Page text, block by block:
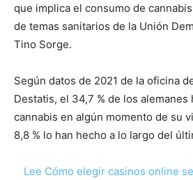
que implica el consumo de
de temas sanitarios de la Unión
Tino Sorge.
Según datos de 2021 de la oficina
Destatis, el 34,7 % de los alemanes
cannabis en algún momento de su
8,8 % lo han hecho a lo largo del
Lee Cómo elegir casinos online